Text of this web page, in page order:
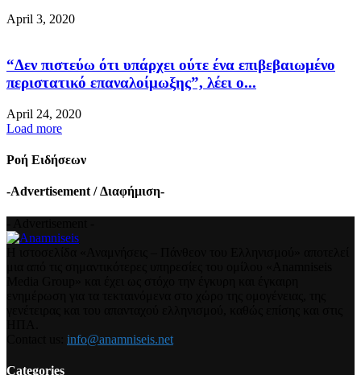
April 3, 2020
“Δεν πιστεύω ότι υπάρχει ούτε ένα επιβεβαιωμένο
περιστατικό επαναλοίμωξης”, λέει ο...
April 24, 2020
Load more
Ροή Ειδήσεων
-Advertisement / Διαφήμιση-
info@anamniseis.net
Categories